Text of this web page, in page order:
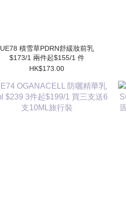
UE78 積雪草PDRN舒緩妝前乳
$173/1 兩件起$155/1 件
HK$173.00